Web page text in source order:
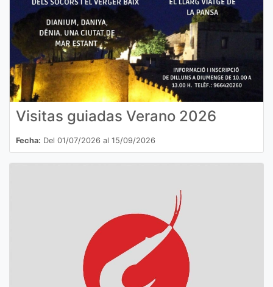
Visitas guiadas Verano 2026
Fecha: Del 01/07/2026 al 15/09/2026